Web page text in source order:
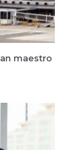
maestro